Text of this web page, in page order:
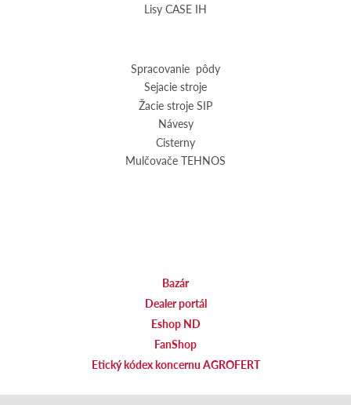
Lisy CASE IH
Spracovanie pôdy
Sejacie stroje
Žacie stroje SIP
Návesy
Cisterny
Mulčovače TEHNOS
Bazár
Dealer portál
Eshop ND
FanShop
Etický kódex koncernu AGROFERT